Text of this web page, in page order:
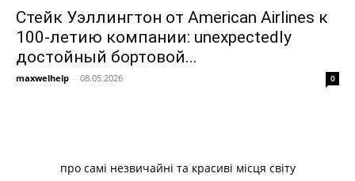
Стейк Уэллингтон от American Airlines к
100-летию компании: unexpectedly
достойный бортовой...
maxwelhelp - 08.05.2026 0
про самі незвичайні та красиві місця світу